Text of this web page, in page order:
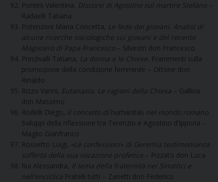
Pontini Valentina, Discorsi di Agostino sul martire Stefano –
Radaelli Tatiana
Potenzoni Maria Concetta, Le fede dei giovani. Analisi di
alcune ricerche sociologiche sui giovani e del recente
Magistero di Papa Francesco – Silvestri don Francesco
Prinzivalli Tatiana, La donna e le Chiese. Frammenti sulla
promozione della condizione femminile – Ottone don
Rinaldo
Rizzo Vanni, Eutanasia. Le ragioni della Chiesa – Gallina
don Massimo
Rodelli Diego, Il concetto di humanitas nel mondo romano.
Sviluppi della riflessione tra Terenzio e Agostino d’Ippona –
Maglio Gianfranco
Rossetto Luigi, «Le confessioni» di Geremia testimonianza
sofferta della sua vocazione profetica – Pizzato don Luca
Rui Alessandra, Il tema della fraternità nei Sinottici e
nell’enciclica Fratelli tutti – Zanetti don Federico